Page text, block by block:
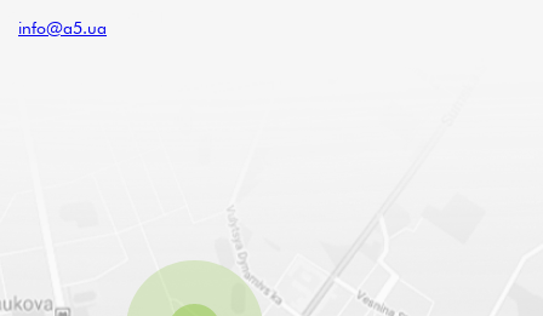
info@a5.ua